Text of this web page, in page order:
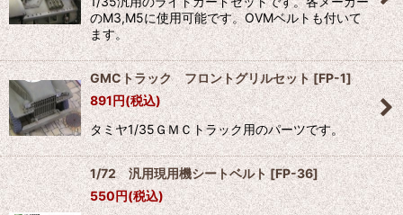
のM3,M5に使用可能です。OVMベルトも付いて
ます。
GMCトラック フロントグリルセット[FP-1]
891円(税込)
タミヤ1/35ＧＭＣトラック用のパーツです。
1/72 汎用現用機シートベルト [FP-36]
550円(税込)